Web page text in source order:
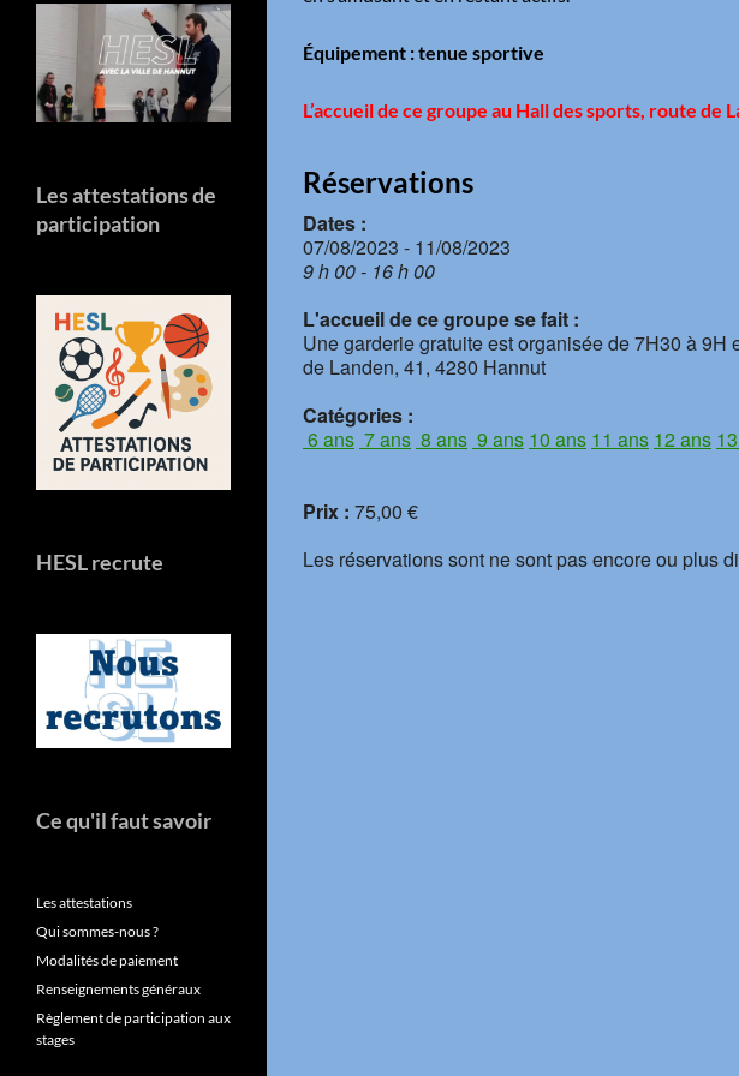
Équipement : tenue sportive
L’accueil de ce groupe au Hall des sports, route de
Réservations
Dates :
07/08/2023 - 11/08/2023
9 h 00 - 16 h 00
L'accueil de ce groupe se fait :
Une garderie gratuite est organisée de 7H30 à 9H
de Landen, 41, 4280 Hannut
Catégories :
6 ans 7 ans 8 ans 9 ans 10 ans 11 ans 12 ans
Prix : 75,00 €
Les réservations sont ne sont pas encore ou plus
Les attestations de
participation
HESL recrute
Ce qu'il faut savoir
Les attestations
Qui sommes-nous ?
Modalités de paiement
Renseignements généraux
Règlement de participation aux
stages